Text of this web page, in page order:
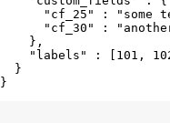
"cf_25" : "some
"cf_30" :
    },
"labels" : [101,
  }
}